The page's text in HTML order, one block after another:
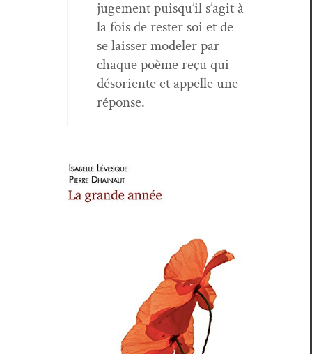
juge­ment puisqu’il s’agit à
la fois de rester soi et de
se laiss­er mod­el­er par
chaque poème reçu qui
désori­ente et appelle une
réponse.